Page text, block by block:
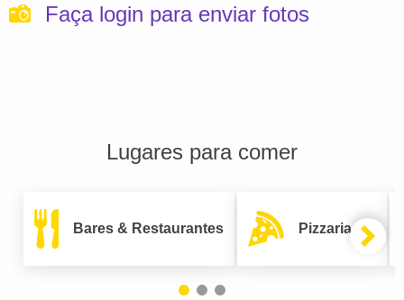
Faça login para enviar fotos
Lugares para comer
Bares & Restaurantes Pizzarias